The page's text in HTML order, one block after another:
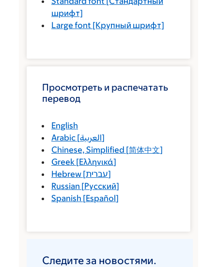
шрифт]
Large font [Крупный шрифт]
Просмотреть и распечатать
перевод
English
Arabic [العربية]
Chinese, Simplified [简体中文]
Greek [Ελληνικά]
Hebrew [עברית]
Russian [Русский]
Spanish [Español]
Следите за новостями.